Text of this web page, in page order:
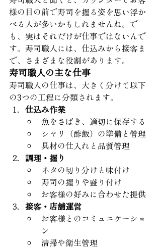
様の目の前で寿司を握る姿を思い浮か
べる人が多いかもしれませんね。で
も、実はそれだけが仕事ではないんで
す。寿司職人には、仕込みから接客ま
で、さまざまな役割があります。
寿司職人の主な仕事
寿司職人の仕事は、大きく分けて以下
の3つの工程に分類されます。
仕込み作業
魚をさばき、適切に保存する
シャリ（酢飯）の準備と管理
具材の仕入れと品質管理
調理・握り
ネタの切り分けと味付け
寿司の握りや盛り付け
お客様の好みに合わせた提供
接客・店舗運営
お客様とのコミュニケーショ
ン
清掃や衛生管理